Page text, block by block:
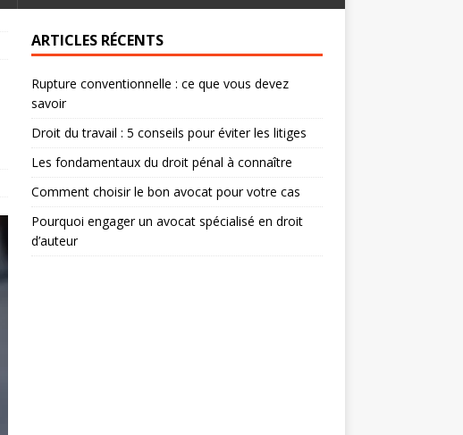
ARTICLES RÉCENTS
Rupture conventionnelle : ce que vous devez
savoir
Droit du travail : 5 conseils pour éviter les litiges
Les fondamentaux du droit pénal à connaître
Comment choisir le bon avocat pour votre cas
Pourquoi engager un avocat spécialisé en droit
d’auteur